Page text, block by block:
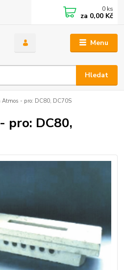
Menu
Hledat
0 ks
za 0,00 Kč
Atmos - pro: DC80, DC70S
pro: DC80,